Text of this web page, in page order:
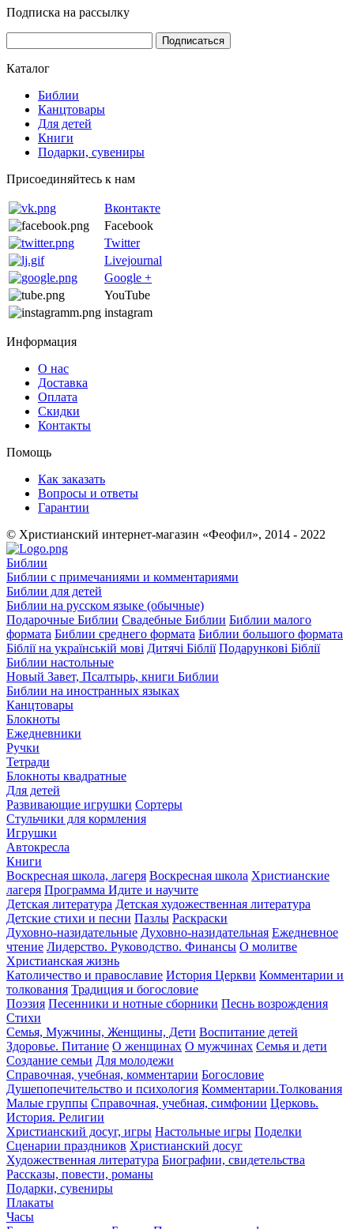
Подписка на рассылку
Каталог
Библии
Канцтовары
Для детей
Книги
Подарки, сувениры
Присоединяйтесь к нам
Вконтакте
Facebook
Twitter
Livejournal
Google +
YouTube
instagram
Информация
О нас
Доставка
Оплата
Скидки
Контакты
Помощь
Как заказать
Вопросы и ответы
Гарантии
© Христианский интернет-магазин «Феофил», 2014 - 2022
Библии
Библии с примечаниями и комментариями
Библии для детей
Библии на русском языке (обычные)
Подарочные Библии Свадебные Библии Библии малого
формата Библии среднего формата Библии большого формата
Біблії на українській мові Дитячі Біблії Подарункові Біблії
Библии настольные
Новый Завет, Псалтырь, книги Библии
Библии на иностранных языках
Канцтовары
Блокноты
Ежедневники
Ручки
Тетради
Блокноты квадратные
Для детей
Развивающие игрушки Сортеры
Стульчики для кормления
Игрушки
Автокресла
Книги
Воскресная школа, лагеря Воскресная школа Христианские
лагеря Программа Идите и научите
Детская литература Детская художественная литература
Детские стихи и песни Пазлы Раскраски
Духовно-назидательные Духовно-назидательная Ежедневное
чтение Лидерство. Руководство. Финансы О молитве
Христианская жизнь
Католичество и православие История Церкви Комментарии и
толкования Традиция и богословие
Поэзия Песенники и нотные сборники Песнь возрождения
Стихи
Семья, Мужчины, Женщины, Дети Воспитание детей
Здоровье. Питание О женщинах О мужчинах Семья и дети
Создание семьи Для молодежи
Справочная, учебная, комментарии Богословие
Душепопечительство и психология Комментарии.Толкования
Малые группы Справочная, учебная, симфонии Церковь.
История. Религии
Христианский досуг, игры Настольные игры Поделки
Сценарии праздников Христианский досуг
Художественная литература Биографии, свидетельства
Рассказы, повести, романы
Подарки, сувениры
Плакаты
Часы